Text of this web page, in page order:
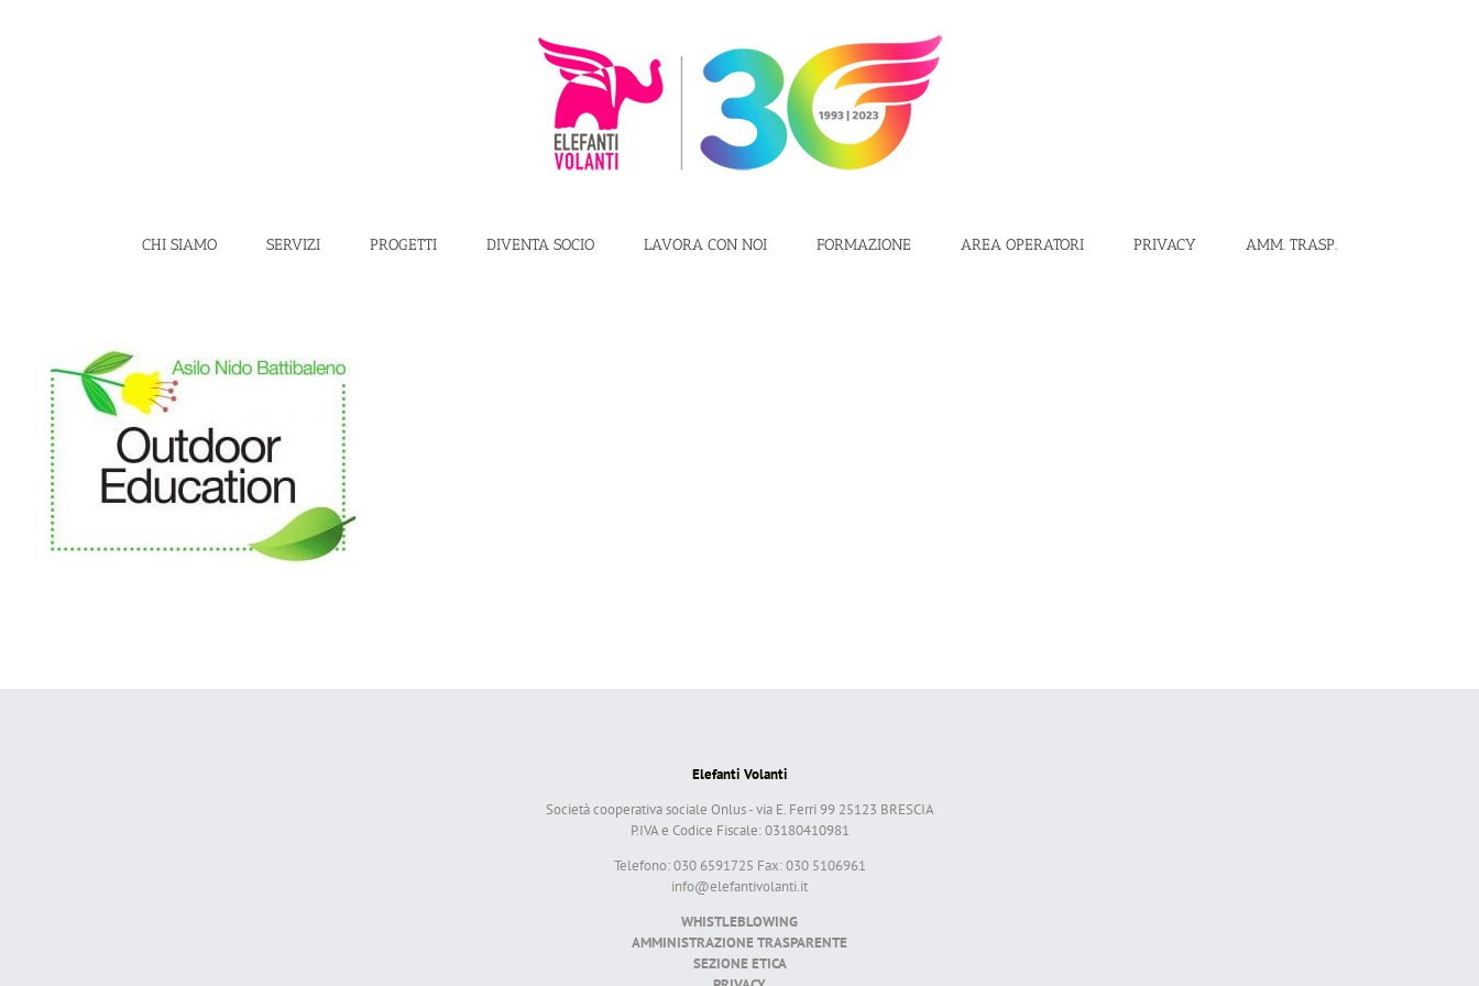
CHI SIAMO SERVIZI PROGETTI DIVENTA SOCIO LAVORA CON NOI FORMAZIONE AREA OPERATORI PRIVACY AMM. TRASP.
Elefanti Volanti
Società cooperativa sociale Onlus - via E. Ferri 99 25123 BRESCIA
P.IVA e Codice Fiscale: 03180410981
Telefono: 030 6591725 Fax: 030 5106961
info@elefantivolanti.it
WHISTLEBLOWING
AMMINISTRAZIONE TRASPARENTE
SEZIONE ETICA